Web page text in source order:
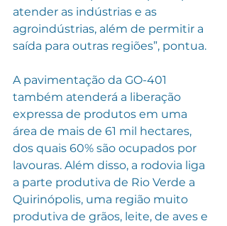
atender as indústrias e as
agroindústrias, além de permitir a
saída para outras regiões”, pontua.
A pavimentação da GO-401
também atenderá a liberação
expressa de produtos em uma
área de mais de 61 mil hectares,
dos quais 60% são ocupados por
lavouras. Além disso, a rodovia liga
a parte produtiva de Rio Verde a
Quirinópolis, uma região muito
produtiva de grãos, leite, de aves e